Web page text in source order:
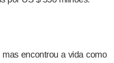
encontrou a vida como